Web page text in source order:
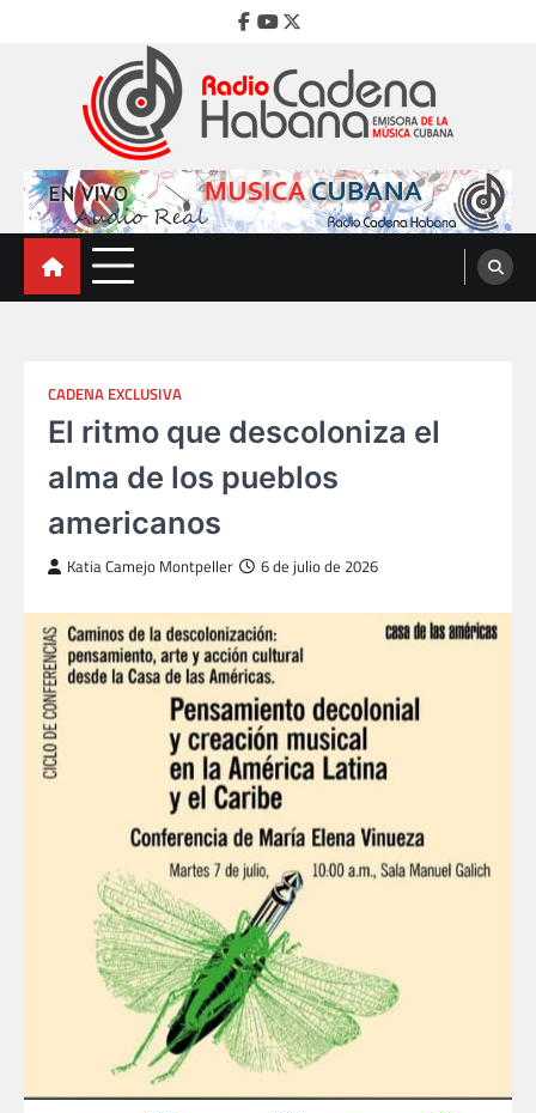
Facebook
Youtube
Twitter
Radio Cadena Habana
Emisora de la Música Cubana
CADENA EXCLUSIVA
El ritmo que descoloniza el
alma de los pueblos
americanos
Katia Camejo Montpeller 6 de julio de 2026